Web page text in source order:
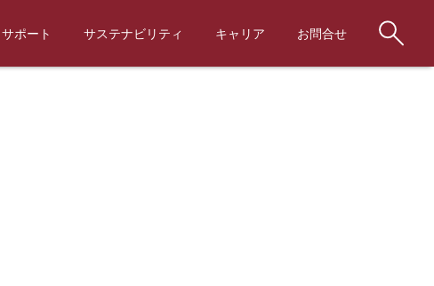
ポート サステナビリティ キャリア お問合せ